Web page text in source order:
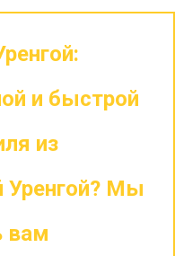
и быстрой
из
Уренгой? Мы
вам